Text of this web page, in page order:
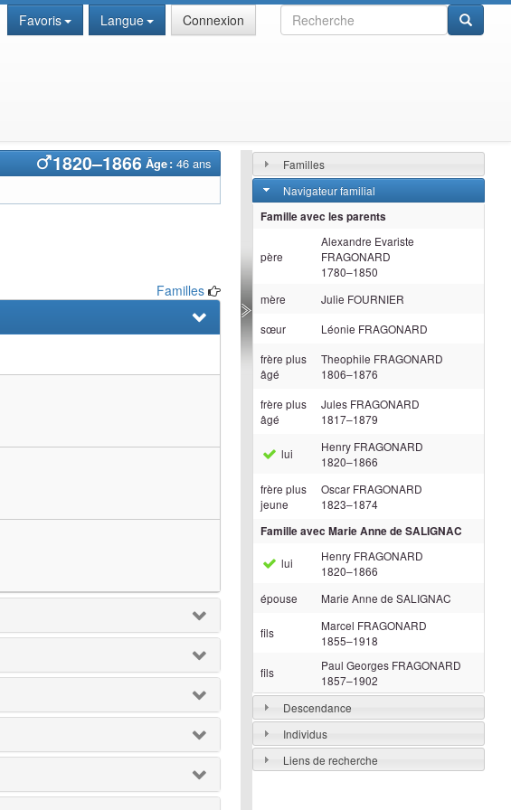
Recherche
Favoris Langue Connexion
1820–1866 Âge : 46 ans
Familles
Familles
Navigateur familial
Famille avec les parents
père
Alexandre Evariste
FRAGONARD
1780–1850
mère
Julie FOURNIER
sœur
Léonie FRAGONARD
frère plus
âgé
Theophile FRAGONARD
1806–1876
frère plus
âgé
Jules FRAGONARD
1817–1879
lui Henry FRAGONARD
1820–1866
frère plus
jeune
Oscar FRAGONARD
1823–1874
Famille avecMarie Annede SALIGNAC
lui Henry FRAGONARD
1820–1866
épouse
Marie Anne de SALIGNAC
fils Marcel FRAGONARD
1855–1918
fils Paul Georges FRAGONARD
1857–1902
Descendance
Individus
Liens de recherche